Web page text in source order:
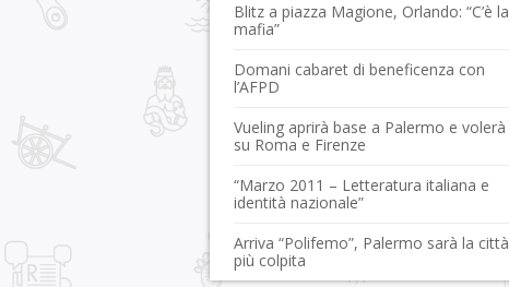
Blitz a piazza Magione, Orlando: “C’è la
mafia”
Domani cabaret di beneficenza con
l’AFPD
Vueling aprirà base a Palermo e volerà
su Roma e Firenze
“Marzo 2011 – Letteratura italiana e
identità nazionale”
Arriva “Polifemo”, Palermo sarà la città
più colpita